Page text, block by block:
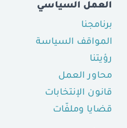
العمل السياسي
برنامجنا
المواقف السياسة
رؤيتنا
محاور العمل
قانون الإنتخابات
قضايا وملفّات